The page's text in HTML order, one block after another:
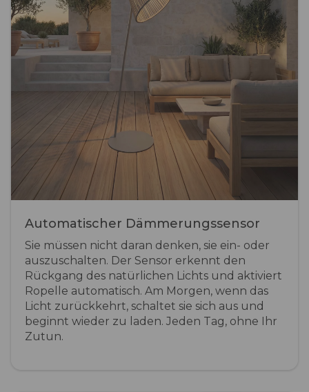
Automatischer Dämmerungssensor
Sie müssen nicht daran denken, sie ein- oder
auszuschalten. Der Sensor erkennt den
Rückgang des natürlichen Lichts und aktiviert
Ropelle automatisch. Am Morgen, wenn das
Licht zurückkehrt, schaltet sie sich aus und
beginnt wieder zu laden. Jeden Tag, ohne Ihr
Zutun.